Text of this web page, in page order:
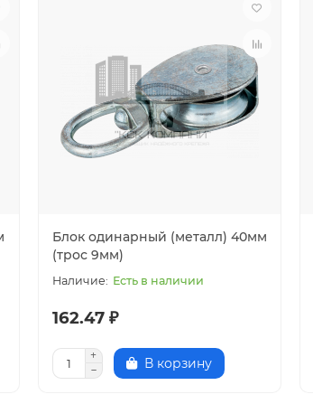
Блок одинарный (металл) 40мм
(трос 9мм)
Есть в наличии
162.47 ₽
В корзину